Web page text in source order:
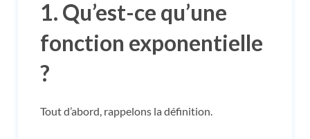
1. Qu’est-ce qu’une
fonction exponentielle
?
Tout d’abord, rappelons la définition.